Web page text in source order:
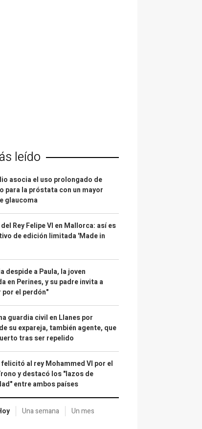
leído
asocia el uso prolongado de
para la próstata con un mayor
glaucoma
Rey Felipe VI en Mallorca: así es
de edición limitada 'Made in
despide a Paula, la joven
en Perines, y su padre invita a
el perdón"
guardia civil en Llanes por
su expareja, también agente, que
tras ser repelido
felicitó al rey Mohammed VI por el
y destacó los "lazos de
entre ambos países
Una semana Un mes